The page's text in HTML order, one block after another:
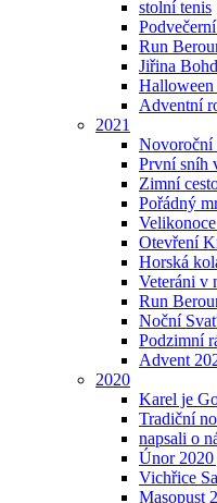
stolní tenis
Run
Jiřina
Halloween
Adventní
2021
Novoroční
První sníh
Zimní
Pořádný
Otevření
Horská
Veteráni v
Run
Noční
Podzimní
Advent
2020
Karel je
Tradiční
napsali o
Únor 2020
Vichřice
Masopust